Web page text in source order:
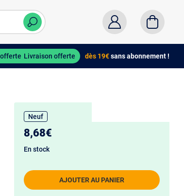
Livraison offerte dès 19€sans abonnement !
Neuf
8,68€
AJOUTER AU PANIER
En stock